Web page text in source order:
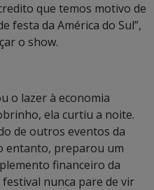
que temos motivo de
festa da América do Sul”,
o show.
o lazer à economia
ela curtiu a noite.
de outros eventos da
entanto, preparou um
financeiro da
festival nunca pare de vir